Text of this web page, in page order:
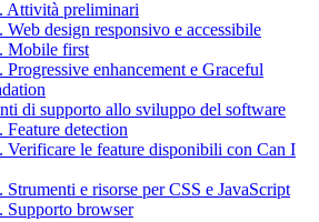
Attività preliminari
Web design responsivo e accessibile
Mobile first
Progressive enhancement e Graceful
di supporto allo sviluppo del software
Feature detection
Verificare le feature disponibili con Can I
Strumenti e risorse per CSS e JavaScript
Supporto browser